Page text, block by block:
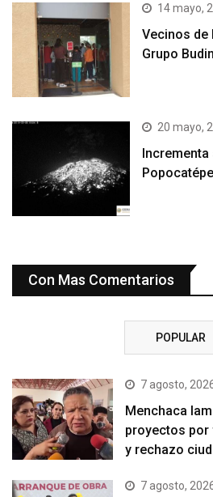
14 mayo,
Vecinos de
Grupo
20 mayo,
Incrementa
Con Mas Comentarios
POPULAR
7 agosto,
Menchaca
proyectos
y rechazo
7 agosto,